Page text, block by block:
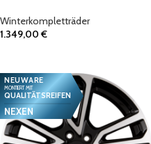
Winterkompletträder
1.349,00€
NEUWARE
MONTIERT MIT
QUALITÄTSREIFEN
NEXEN